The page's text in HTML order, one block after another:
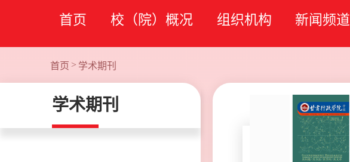
首页 校（院）概况 组织机构 新闻频道
首页 > 学术期刊
学术期刊